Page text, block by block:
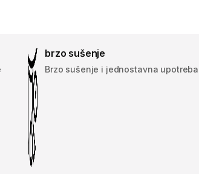
brzo sušenje
Brzo sušenje i jednostavna upotreba